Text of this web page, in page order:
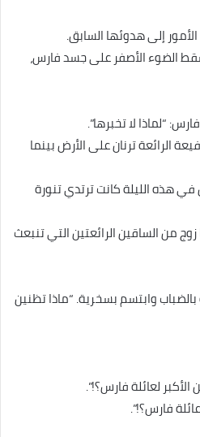
إلى هدوئها السابق.
الضوء الأصفر على جسد فارس،
“لماذا لا تخبرها”.
الرائعة ترنان على الأرض بينما
هذه الليلة كانت ترتدي تنورة
من الساقين الرائعتين التي تنبعث
وابتسم بسخرية. “ماذا تظنين
لعائلة فارس؟!”.
فارس؟!”.